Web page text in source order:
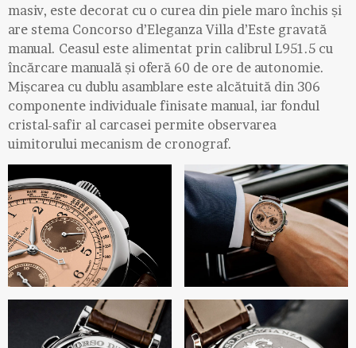
masiv, este decorat cu o curea din piele maro închis și
are stema Concorso d’Eleganza Villa d’Este gravată
manual. Ceasul este alimentat prin calibrul L951.5 cu
încărcare manuală și oferă 60 de ore de autonomie.
Mișcarea cu dublu asamblare este alcătuită din 306
componente individuale finisate manual, iar fondul
cristal-safir al carcasei permite observarea
uimitorului mecanism de cronograf.